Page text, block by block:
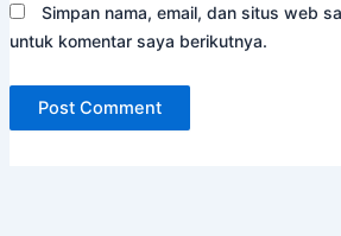
Simpan nama, email, dan situs web
untuk komentar saya berikutnya.